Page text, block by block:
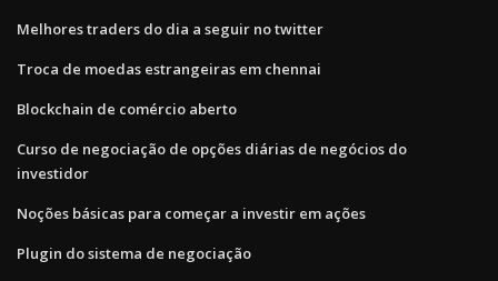
Melhores traders do dia a seguir no twitter
Troca de moedas estrangeiras em chennai
Blockchain de comércio aberto
Curso de negociação de opções diárias de negócios do
investidor
Noções básicas para começar a investir em ações
Plugin do sistema de negociação